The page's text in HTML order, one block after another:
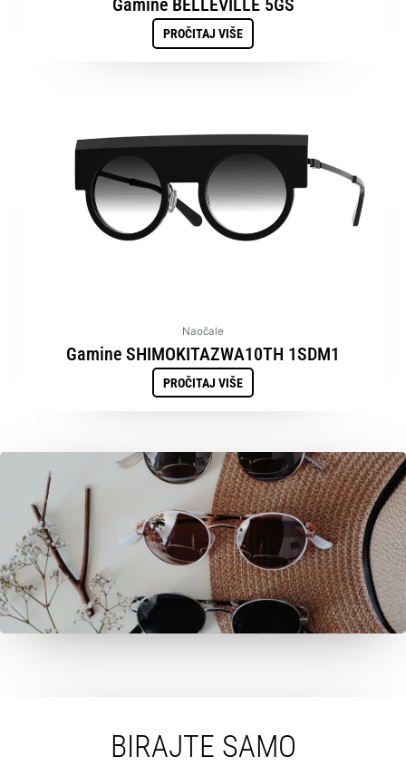
Gamine BELLEVILLE 5GS
PROČITAJ VIŠE
Naočale
Gamine SHIMOKITAZWA10TH 1SDM1
PROČITAJ VIŠE
BIRAJTE SAMO